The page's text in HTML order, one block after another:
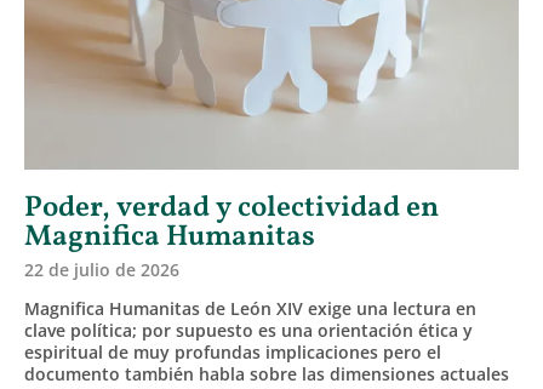
Poder, verdad y colectividad en
Magnifica Humanitas
22 de julio de 2026
Magnifica Humanitas de León XIV exige una lectura en
clave política; por supuesto es una orientación ética y
espiritual de muy profundas implicaciones pero el
documento también habla sobre las dimensiones actuales